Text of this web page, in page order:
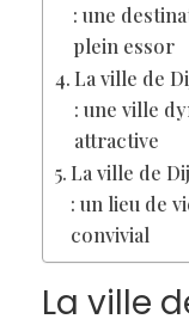
: une
plein essor
La ville de
: une ville
attractive
La ville de
: un lieu de
convivial
La ville